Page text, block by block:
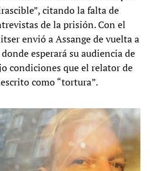
citando la falta de
de la prisión. Con el
envió a Assange de vuelta a
esperará su audiencia de
condiciones que el relator de
como “tortura”.